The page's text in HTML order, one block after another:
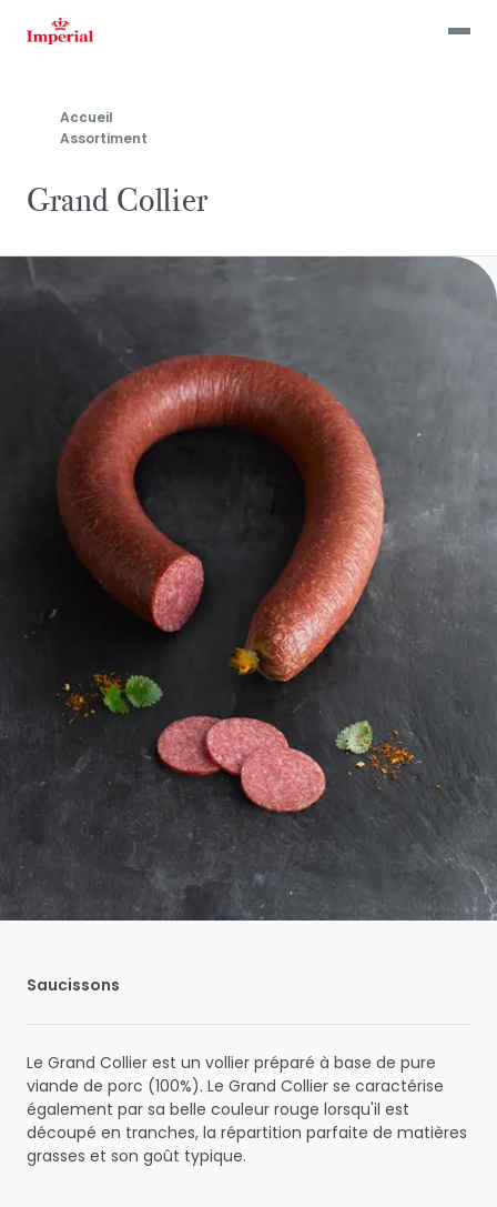
Accueil
Assortiment
Grand Collier
Saucissons
Le Grand Collier est un vollier préparé à base de pure
viande de porc (100%). Le Grand Collier se caractérise
également par sa belle couleur rouge lorsqu'il est
découpé en tranches, la répartition parfaite de matières
grasses et son goût typique.